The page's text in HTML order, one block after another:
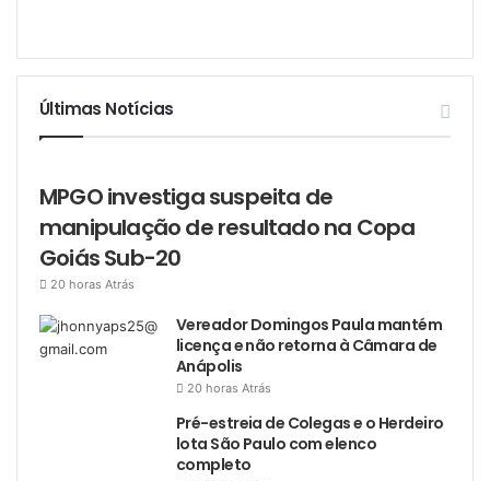
Últimas Notícias
MPGO investiga suspeita de
manipulação de resultado na Copa
Goiás Sub-20
20 horas Atrás
Vereador Domingos Paula mantém
licença e não retorna à Câmara de
Anápolis
20 horas Atrás
Pré-estreia de Colegas e o Herdeiro
lota São Paulo com elenco
completo